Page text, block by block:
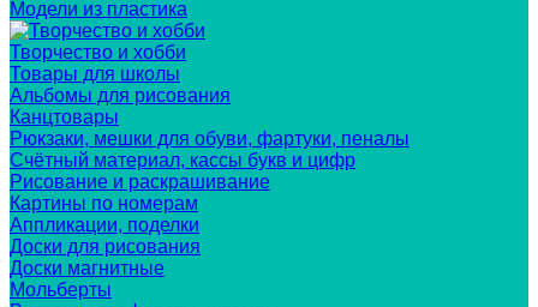
Модели из пластика
Творчество и хобби
Товары для школы
Альбомы для рисования
Канцтовары
Рюкзаки, мешки для обуви, фартуки, пеналы
Счётный материал, кассы букв и цифр
Рисование и раскрашивание
Картины по номерам
Аппликации, поделки
Доски для рисования
Доски магнитные
Мольберты